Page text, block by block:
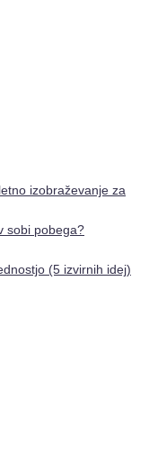
izobraževanje za
sobi pobega?
(5 izvirnih idej)